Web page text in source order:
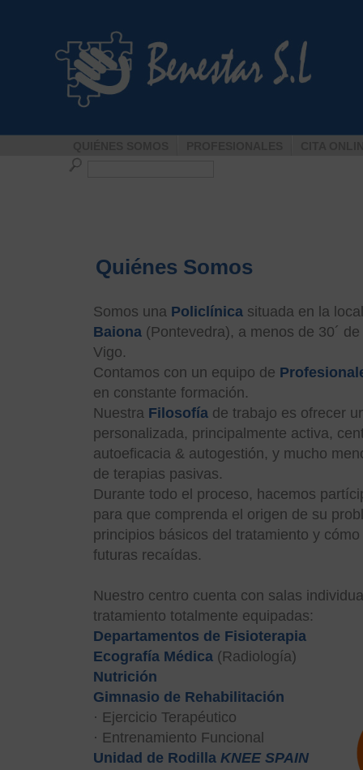
Quiénes Somos
Somos una Policlínica situada en la
Baiona (Pontevedra), a menos de 30´
Vigo.
Contamos con un equipo de
en constante formación.
Nuestra Filosofía de trabajo es ofrecer
personalizada, principalmente activa,
autoeficacia & autogestión, y mucho
de terapias pasivas.
Durante todo el proceso, hacemos
para que comprenda el origen de su
principios básicos del tratamiento y
futuras recaídas.
Nuestro centro cuenta con salas
tratamiento totalmente equipadas:
Departamentos de Fisioterapia
Ecografía Médica (Radiología)
Nutrición
Gimnasio de Rehabilitación
· Ejercicio Terapéutico
· Entrenamiento Funcional
Unidad de Rodilla KNEE SPAIN